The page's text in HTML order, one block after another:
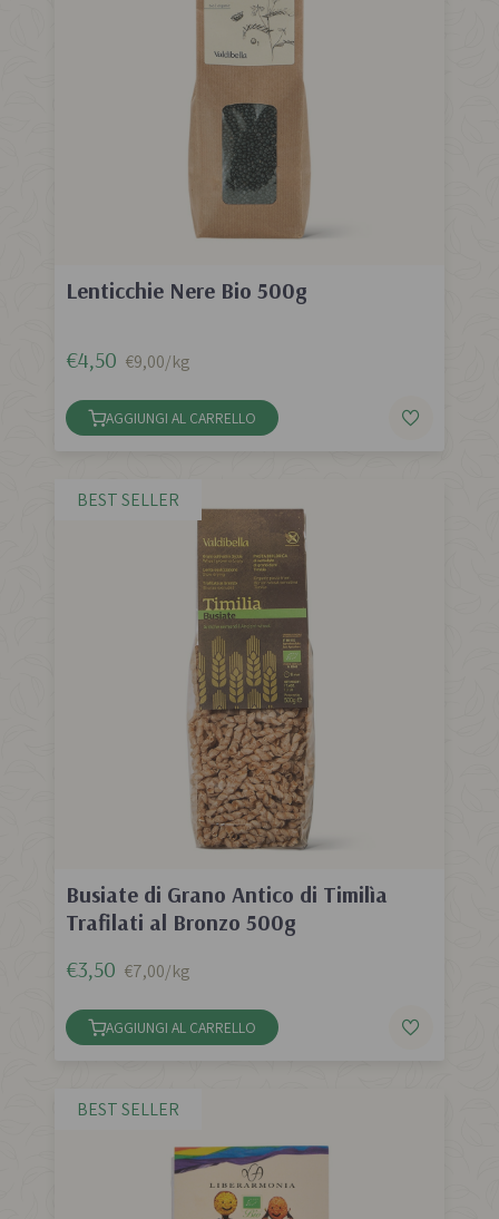
Lenticchie Nere Bio 500g
€4,50 €9,00/kg
AGGIUNGI AL CARRELLO
Busiate di Grano Antico di Timilìa
Trafilati al Bronzo 500g
BEST SELLER
€3,50 €7,00/kg
AGGIUNGI AL CARRELLO
BEST SELLER